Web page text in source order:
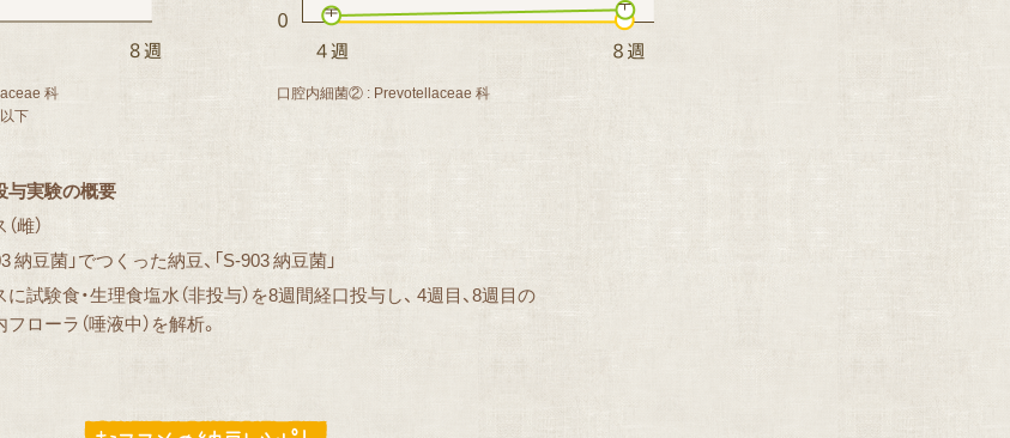
科
下
口腔内細菌② : Prevotellaceae 科
与実験の概要
雌）
納豆菌」でつくった納豆、「S-903 納豆菌」
に試験食・生理食塩水（非投与）を8週間経口投与し、 4週目、8週目の
ローラ（唾液中）を解析。